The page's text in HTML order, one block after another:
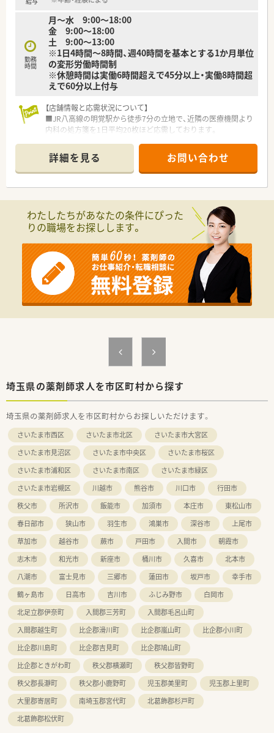
勤務
時間
月〜水 9:00〜18:00
金 9:00〜18:00
土 9:00〜13:00
※1日4時間～8時間、週40時間を基本とする1か月単位
の変形労働時間制
※休憩時間は実働6時間超えで45分以上・実働8時間超
えで60分以上付与
【店舗情報と応需状況について】
■JR八高線の明覚駅から徒歩7分の立地で、近隣の医療機関より
内科の処方箋を1日平均20枚ほど応需しております。
いるため、一人ひとりの患者様と向き合うことが可能です。
■在宅業務にも対応しており、地域に根差した「かかりつけ薬
局」として、地域住民の健康を支える重要な役割を担っていま
す。
■全国43都道府県に展開する業界大手で、医療機器のリース販
売から始まった背景を持ち、医療機関との強固な信頼関係があり
■健康サポート薬局の届出数で全国1位の実績を誇り、質の高い
かかりつけ機能を提供することを企業の目標として掲げていま
す。
■全店舗にピッキングサポートシステムを標準導入し、薬剤師が
安全かつ効率的に業務へ集中できる環境作りを徹底していま
す。
■正社員の募集で想定年収は380万円から450万円となってお
り、これまでの社会人経験やスキルを考慮して決定されます。
■借上げ社宅制度を利用する場合は家賃の80％を会社が負担す
るため、遠方からの転居を伴う入社を希望する方にもお勧めで
【勤務実態について】
■1ヶ月変形労働時間制を採用しており、週平均40時間を超えな
い範囲で無理なく働けるシフト体制が構築されています。
■年間休日は120日以上確保されており、木曜日と日曜日、祝日
を基本とした休みでプライベートの時間も大切にできます。
■年度に1回は連続5日間の有給休暇を取得する制度があり、旅
行や帰省などのリフレッシュに活用している社員が多く在籍し
ています。
詳細を見る お問い合わせ
わたしたちがあなたの条件にぴった
りの職場をお探しします。
埼玉県の薬剤師求人を市区町村から探す
埼玉県の薬剤師求人を市区町村からお探しいただけます。
さいたま市西区 さいたま市北区
さいたま市大宮区
さいたま市見沼区
さいたま市中央区
さいたま市桜区
さいたま市浦和区
さいたま市南区
さいたま市緑区
さいたま市岩槻区
川越市 熊谷市 川口市
行田市
秩父市
所沢市 飯能市 加須市 本庄市
東松山市
春日部市
狭山市 羽生市 鴻巣市 深谷市
上尾市
草加市
越谷市 蕨市 戸田市 入間市
朝霞市
志木市
和光市 新座市 桶川市 久喜市
北本市
八潮市
富士見市 三郷市 蓮田市 坂戸市
幸手市
鶴ヶ島市
日高市 吉川市 ふじみ野市
白岡市
北足立郡伊奈町
入間郡三芳町
入間郡毛呂山町
入間郡越生町
比企郡滑川町 比企郡嵐山町
比企郡小川町
比企郡川島町
比企郡吉見町
比企郡鳩山町
比企郡ときがわ町
秩父郡横瀬町
秩父郡皆野町
秩父郡長瀞町
秩父郡小鹿野町 児玉郡美里町
児玉郡上里町
大里郡寄居町
南埼玉郡宮代町
北葛飾郡杉戸町
北葛飾郡松伏町